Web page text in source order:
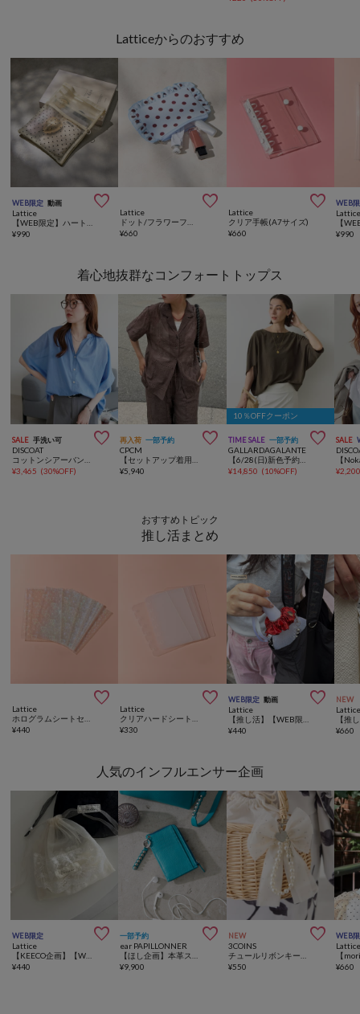
Latticeからのおすすめ
WEB限定 動画 
Lattice
¥990

Lattice
¥660

Lattice
クリア手帳(A7サイズ)
¥660
WEB
¥990
着心地抜群なコンフォートトップス
SALE 手洗い可 
DISCOAT
¥3,465 (30%OFF)
再入荷 一部予約 
CPCM
¥5,940
10％OFFクーポン
TIME SALE 一部予約 
GALLARDAGALANTE
【6/28(日)新色予約開始】【セットアップ対応】夏に最適！ドルマンジャージープルオーバー
¥14,850 (10%OFF)
SALE
¥
おすすめトピック
推し活まとめ

Lattice
¥440

Lattice
¥330
WEB限定 動画 
Lattice
¥440
NEW
¥660
人気のインフルエンサー企画
WEB限定 
Lattice
¥440
一部予約 
ear PAPILLONNER
¥9,900
NEW 
3COINS
¥550
WEB
¥660